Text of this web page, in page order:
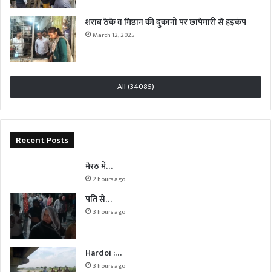
शराब ठेके व मिष्ठान की दुकानों पर छापेमारी से हड़कंप
March 12, 2025
All (34085)
Recent Posts
मेरठ में…
2 hours ago
पति से…
3 hours ago
Hardoi :…
3 hours ago